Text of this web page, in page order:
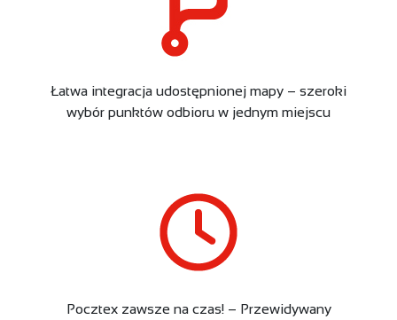
Łatwa integracja udostępnionej mapy – szeroki
wybór punktów odbioru w jednym miejscu​
Pocztex zawsze na czas! – Przewidywany